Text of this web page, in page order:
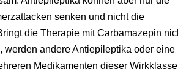
senken und nicht die
die Therapie mit Carbamazepin
werden andere Antiepileptika oder eine
Medikamenten dieser Wirkklasse